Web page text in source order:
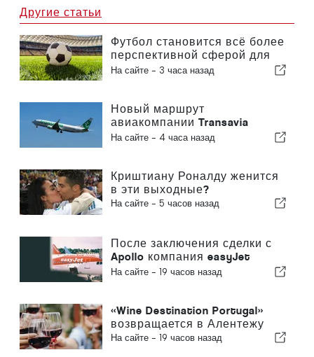
Другие статьи
Футбол становится всё более
перспективной сферой для
инвестиций по всей Европе
На сайте - 3 часа назад
Новый маршрут
авиакомпании Transavia
между Португалией и
На сайте - 4 часа назад
Криштиану Роналду женится
в эти выходные?
На сайте - 5 часов назад
После заключения сделки с
Apollo компания easyJet
приближается к Sun
На сайте - 19 часов назад
«Wine Destination Portugal»
возвращается в Алентежу
На сайте - 19 часов назад